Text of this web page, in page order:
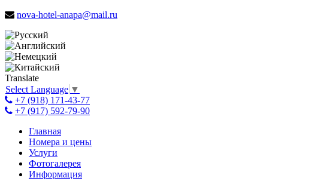
nova-hotel-anapa@mail.ru
Translate
Select Language ▼
+7 (918) 171-43-77
+7 (917) 592-79-90
Главная
Номера и цены
Услуги
Фотогалерея
Информация